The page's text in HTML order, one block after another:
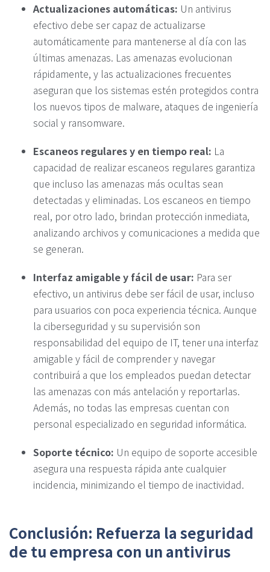
Actualizaciones automáticas: Un antivirus
efectivo debe ser capaz de actualizarse
automáticamente para mantenerse al día con las
últimas amenazas. Las amenazas evolucionan
rápidamente, y las actualizaciones frecuentes
aseguran que los sistemas estén protegidos contra
los nuevos tipos de malware, ataques de ingeniería
social y ransomware.
Escaneos regulares y en tiempo real: La
capacidad de realizar escaneos regulares garantiza
que incluso las amenazas más ocultas sean
detectadas y eliminadas. Los escaneos en tiempo
real, por otro lado, brindan protección inmediata,
analizando archivos y comunicaciones a medida que
se generan​.
Interfaz amigable y fácil de usar: Para ser
efectivo, un antivirus debe ser fácil de usar, incluso
para usuarios con poca experiencia técnica. Aunque
la ciberseguridad y su supervisión son
responsabilidad del equipo de IT, tener una interfaz
amigable y fácil de comprender y navegar
contribuirá a que los empleados puedan detectar
las amenazas con más antelación y reportarlas.
Además, no todas las empresas cuentan con
personal especializado en seguridad informática.
Soporte técnico: Un equipo de soporte accesible
asegura una respuesta rápida ante cualquier
incidencia, minimizando el tiempo de inactividad.
Conclusión: Refuerza la seguridad
de tu empresa con un antivirus